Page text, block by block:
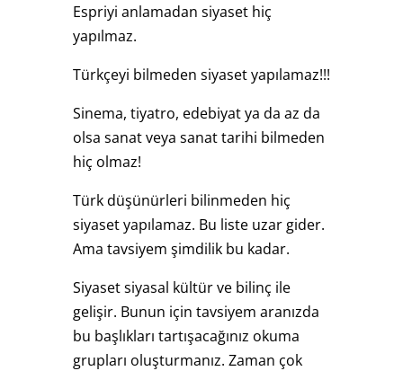
Espriyi anlamadan siyaset hiç
yapılmaz.
Türkçeyi bilmeden siyaset yapılamaz!!!
Sinema, tiyatro, edebiyat ya da az da
olsa sanat veya sanat tarihi bilmeden
hiç olmaz!
Türk düşünürleri bilinmeden hiç
siyaset yapılamaz. Bu liste uzar gider.
Ama tavsiyem şimdilik bu kadar.
Siyaset siyasal kültür ve bilinç ile
gelişir. Bunun için tavsiyem aranızda
bu başlıkları tartışacağınız okuma
grupları oluşturmanız. Zaman çok